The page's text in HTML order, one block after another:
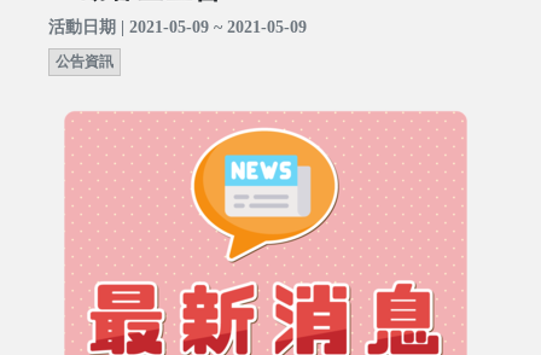
活動日期 | 2021-05-09 ~ 2021-05-09
公告資訊